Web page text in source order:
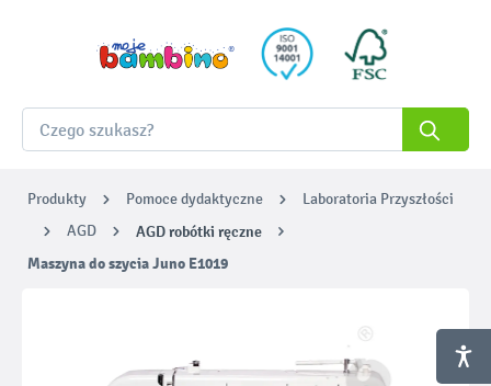
Produkty Pomoce dydaktyczne
Laboratoria Przyszłości
AGD
AGD robótki ręczne
Maszyna do szycia Juno E1019